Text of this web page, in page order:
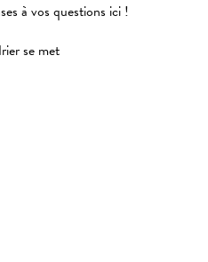
à vos questions ici !
se met